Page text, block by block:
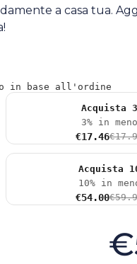
a casa tua.
in base all'ordine
Acquista 3
3% in meno
€17.46
Acquista
10% in
€54.00